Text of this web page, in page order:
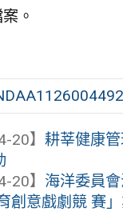
。
20】 耕莘健康
20】 海洋委員
創意戲劇競 賽